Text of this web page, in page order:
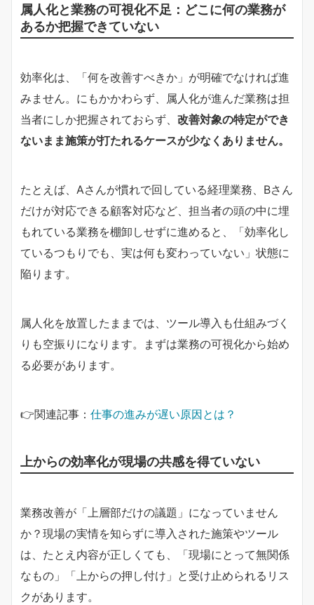
属人化と業務の可視化不足：どこに何の業務が
あるか把握できていない
効率化は、「何を改善すべきか」が明確でなければ進
みません。にもかかわらず、属人化が進んだ業務は担
当者にしか把握されておらず、 改善対象の特定ができ
ないまま施策が打たれるケースが少なくありません。
たとえば、Aさんが慣れで回している経理業務、Bさん
だけが対応できる顧客対応など、担当者の頭の中に埋
もれている業務を棚卸しせずに進めると、「効率化し
ているつもりでも、実は何も変わっていない」状態に
陥ります。
属人化を放置したままでは、ツール導入も仕組みづく
りも空振りになります。まずは業務の可視化から始め
る必要があります。
👉関連記事： 仕事の進みが遅い原因とは？
上からの効率化が現場の共感を得ていない
業務改善が「上層部だけの議題」になっていません
か？現場の実情を知らずに導入された施策やツール
は、たとえ内容が正しくても、「現場にとって無関係
なもの」「上からの押し付け」と受け止められるリス
クがあります。